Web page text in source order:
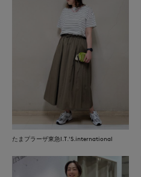
たまプラーザ東急I.T.'S.international